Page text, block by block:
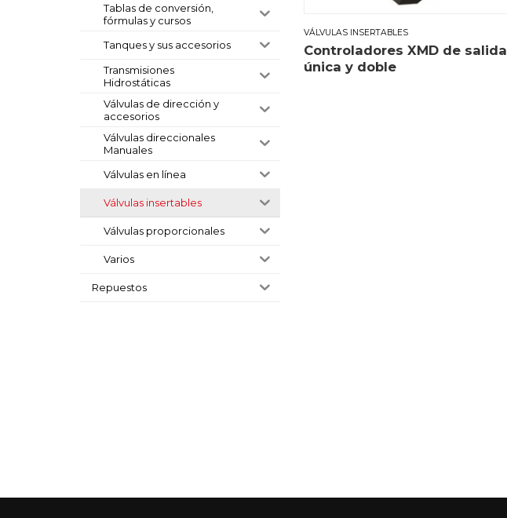
VÁLVULAS INSERTABLES
Controladores XMD de salida
única y doble
Tablas de conversión,
fórmulas y cursos
Tanques y sus accesorios
Transmisiones
Hidrostáticas
Válvulas de dirección y
accesorios
Válvulas direccionales
Manuales
Válvulas en línea
Válvulas insertables
Válvulas proporcionales
Varios
Repuestos